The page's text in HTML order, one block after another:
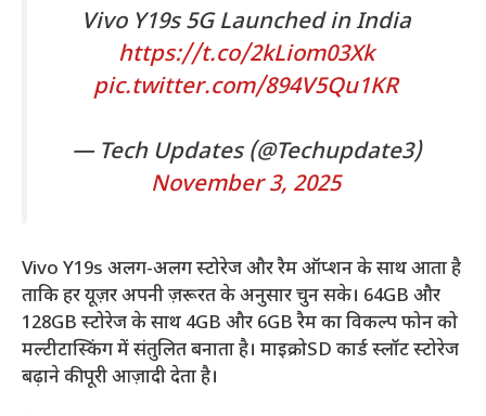
Vivo Y19s 5G Launched in India
https://t.co/2kLiom03Xk
pic.twitter.com/894V5Qu1KR
— Tech Updates (@Techupdate3)
November 3, 2025
E
m
b
e
d
Vivo Y19s अलग-अलग स्टोरेज और रैम ऑप्शन के साथ आता है
ताकि हर यूज़र अपनी ज़रूरत के अनुसार चुन सके। 64GB और
128GB स्टोरेज के साथ 4GB और 6GB रैम का विकल्प फोन को
मल्टीटास्किंग में संतुलित बनाता है। माइक्रोSD कार्ड स्लॉट स्टोरेज
बढ़ाने की पूरी आज़ादी देता है।